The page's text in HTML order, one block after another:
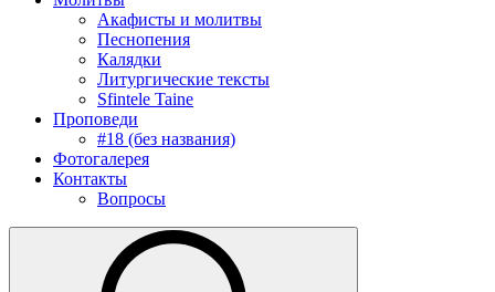
Акафисты и молитвы
Песнопения
Калядки
Литургические тексты
Sfintele Taine
Проповеди
#18 (без названия)
Фотогалерея
Контакты
Вопросы